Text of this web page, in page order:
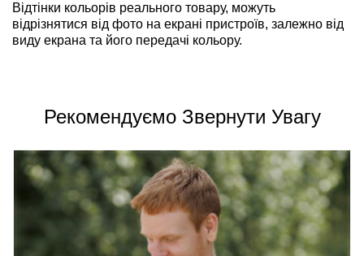
Відтінки кольорів реального товару, можуть
відрізнятися від фото на екрані пристроїв, залежно від
виду екрана та його передачі кольору.
Рекомендуємо Звернути Увагу